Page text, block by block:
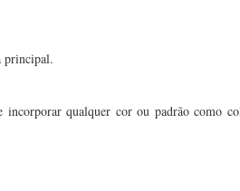
principal.
qualquer cor ou padrão como